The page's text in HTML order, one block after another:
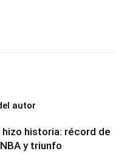
autor
hizo historia: récord de
y triunfo